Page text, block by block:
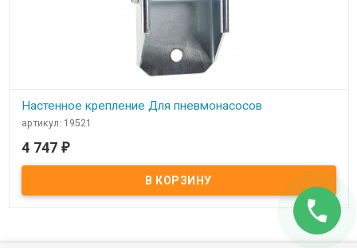
Настенное крепление Для пневмонасосов
артикул: 19521
В наличии
4 747 ₽